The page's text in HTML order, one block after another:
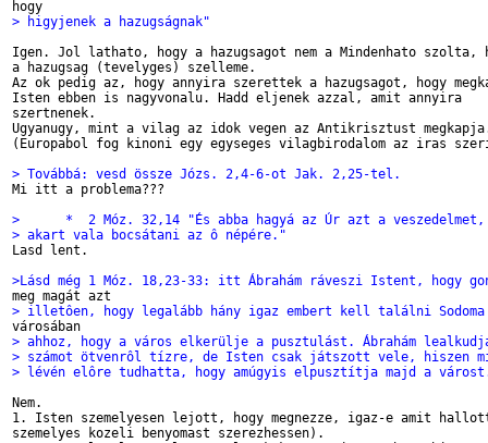
> higyjenek a hazugságnak"
Igen. Jol lathato, hogy a hazugsagot nem a Mindenhato szolta,
a hazugsag (tevelyges) szelleme.
Az ok pedig az, hogy annyira szerettek a hazugsagot, hogy
Isten ebben is nagyvonalu. Hadd eljenek azzal, amit annyira
szertnenek.
Ugyanugy, mint a vilag az idok vegen az Antikrisztust
(Europabol fog kinoni egy egyseges vilagbirodalom az iras
> Továbbá: vesd össze Józs. 2,4-6-ot Jak. 2,25-tel.
Mi itt a problema???
>      *  2 Móz. 32,14 "És abba hagyá az Úr azt a veszedelmet,
> akart vala bocsátani az ô népére."
Lasd lent.
>Lásd még 1 Móz. 18,23-33: itt Ábrahám ráveszi Istent, hogy
> illetôen, hogy legalább hány igaz embert kell találni
> ahhoz, hogy a város elkerülje a pusztulást. Ábrahám
> számot ötvenrôl tízre, de Isten csak játszott vele, hiszen
> lévén elôre tudhatta, hogy amúgyis elpusztítja majd a
Nem.
1. Isten szemelyesen lejott, hogy megnezze, igaz-e amit
szemelyes kozeli benyomast szerezhessen).